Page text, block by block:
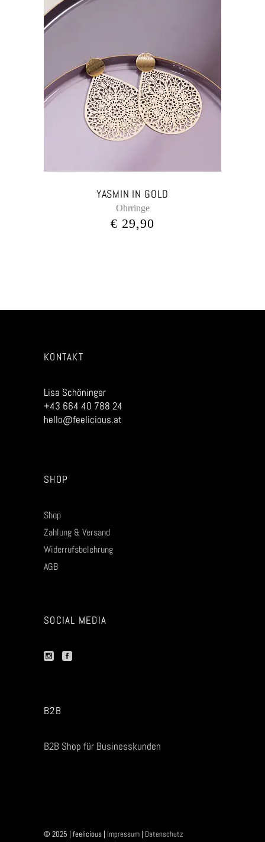
YASMIN IN GOLD
Ohrringe
€ 29,90
KONTAKT
Lisa Schöninger
+43 664 40 788 24
hello@feelicious.at
SHOP
Shop
Zahlung & Versand
Widerrufsbelehrung
AGB
SOCIAL MEDIA
B2B
B2B Shop für Businesskunden
© 2025 | feelicious | Impressum | Datenschutz